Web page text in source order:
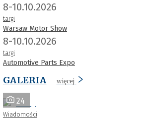
8-10.10.2026
targi
Warsaw Motor Show
8-10.10.2026
targi
Automotive Parts Expo
GALERIA więcej
24
Wiadomości